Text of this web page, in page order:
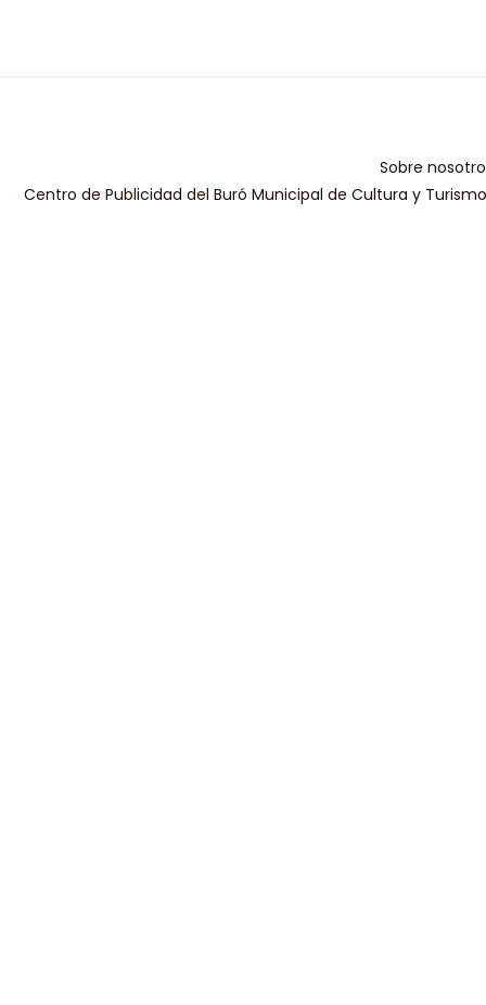
Sobre
Centro de Publicidad del Buró Municipal de Cultura y